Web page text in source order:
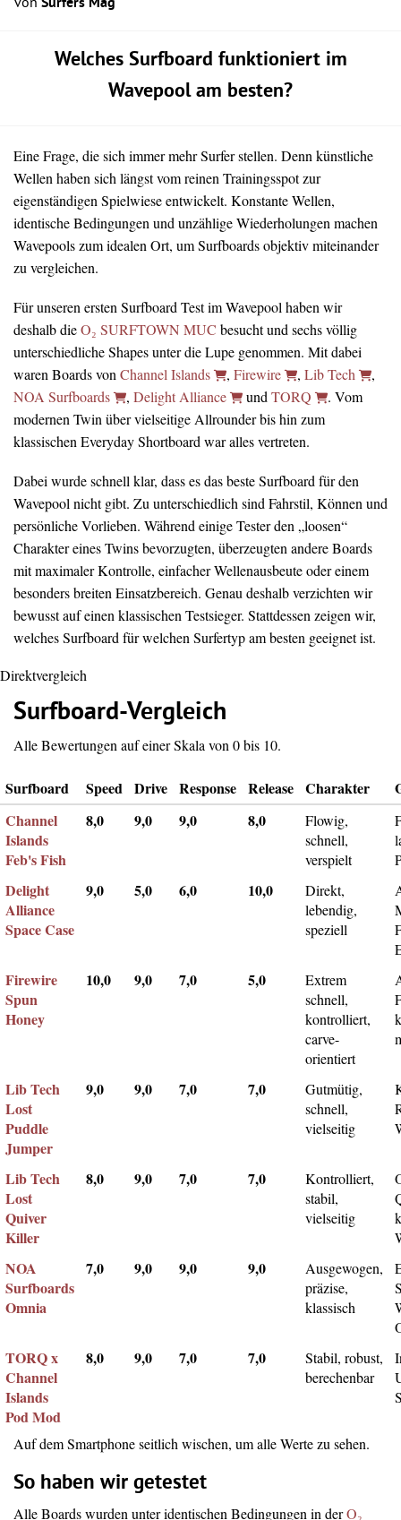
Welches Surfboard funktioniert im
Wavepool am besten?
Eine Frage, die sich immer mehr Surfer stellen. Denn künstliche
Wellen haben sich längst vom reinen Trainingsspot zur
eigenständigen Spielwiese entwickelt. Konstante Wellen,
identische Bedingungen und unzählige Wiederholungen machen
Wavepools zum idealen Ort, um Surfboards objektiv miteinander
zu vergleichen.
Für unseren ersten Surfboard Test im Wavepool haben wir
deshalb dieO₂ SURFTOWN MUC besucht und sechs völlig
unterschiedliche Shapes unter die Lupe genommen. Mit dabei
waren Boards von Channel Islands , Firewire , Lib Tech
,
NOA Surfboards
, Delight Alliance und TORQ
. Vom
modernen Twin über vielseitige Allrounder bis hin zum
klassischen Everyday Shortboard war alles vertreten.
Dabei wurde schnell klar, dass es das beste Surfboard für den
Wavepool nicht gibt. Zu unterschiedlich sind Fahrstil, Können und
persönliche Vorlieben. Während einige Tester den „loosen“
Charakter eines Twins bevorzugten, überzeugten andere Boards
mit maximaler Kontrolle, einfacher Wellenausbeute oder einem
besonders breiten Einsatzbereich. Genau deshalb verzichten wir
bewusst auf einen klassischen Testsieger. Stattdessen zeigen wir,
welches Surfboard für welchen Surfertyp am besten geeignet ist.
Direktvergleich
Surfboard-Vergleich
Alle Bewertungen auf einer Skala von 0 bis 10.
Surfboard Speed Drive Response Release Charakter
Channel
Islands
Feb's Fish
8,0 9,0 9,0 8,0
Flowig,
schnell,
verspielt
Delight
Alliance
Space Case
9,0 5,0 6,0 10,0
Direkt,
lebendig,
speziell
Firewire
Spun
Honey
10,0 9,0 7,0 5,0
Extrem
schnell,
kontrolliert,
carve-
orientiert
Lib Tech
Lost
Puddle
Jumper
9,0 9,0 7,0 7,0
Gutmütig,
schnell,
vielseitig
Lib Tech
Lost
Quiver
Killer
8,0 9,0 7,0 7,0
Kontrolliert,
stabil,
vielseitig
NOA
Surfboards
Omnia
7,0 9,0 9,0 9,0
Ausgewogen,
präzise,
klassisch
TORQ x
Channel
Islands
Pod Mod
8,0 9,0 7,0 7,0
Stabil, robust,
berechenbar
Auf dem Smartphone seitlich wischen, um alle Werte zu sehen.
So haben wir getestet
Alle Boards wurden unter identischen Bedingungen in derO₂